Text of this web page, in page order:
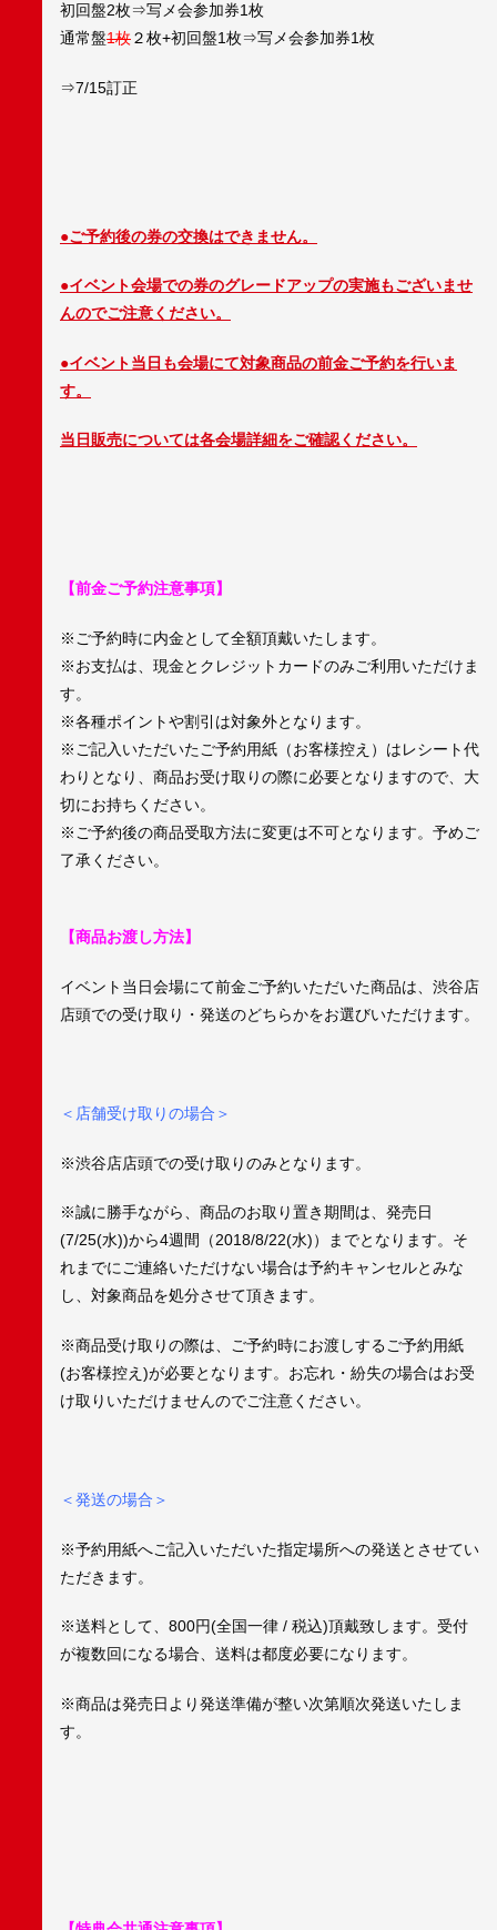
初回盤2枚⇒写メ会参加券1枚
通常盤1枚２枚+初回盤1枚⇒写メ会参加券1枚
⇒7/15訂正
●ご予約後の券の交換はできません。
●イベント会場での券のグレードアップの実施もございませ
んのでご注意ください。
●イベント当日も会場にて対象商品の前金ご予約を行いま
す。
当日販売については各会場詳細をご確認ください。
【前金ご予約注意事項】
※ご予約時に内金として全額頂戴いたします。
※お支払は、現金とクレジットカードのみご利用いただけま
す。
※各種ポイントや割引は対象外となります。
※ご記入いただいたご予約用紙（お客様控え）はレシート代
わりとなり、商品お受け取りの際に必要となりますので、大
切にお持ちください。
※ご予約後の商品受取方法に変更は不可となります。予めご
了承ください。
【商品お渡し方法】
イベント当日会場にて前金ご予約いただいた商品は、渋谷店
店頭での受け取り・発送のどちらかをお選びいただけます。
＜店舗受け取りの場合＞
※渋谷店店頭での受け取りのみとなります。
※誠に勝手ながら、商品のお取り置き期間は、発売日
(7/25(水))から4週間（2018/8/22(水)）までとなります。そ
れまでにご連絡いただけない場合は予約キャンセルとみな
し、対象商品を処分させて頂きます。
※商品受け取りの際は、ご予約時にお渡しするご予約用紙
(お客様控え)が必要となります。お忘れ・紛失の場合はお受
け取りいただけませんのでご注意ください。
＜発送の場合＞
※予約用紙へご記入いただいた指定場所への発送とさせてい
ただきます。
※送料として、800円(全国一律 / 税込)頂戴致します。受付
が複数回になる場合、送料は都度必要になります。
※商品は発売日より発送準備が整い次第順次発送いたしま
す。